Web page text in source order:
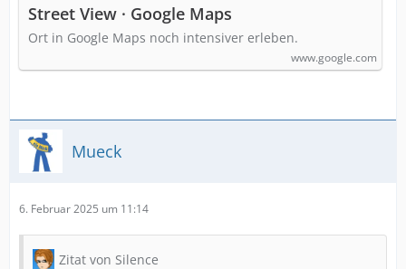
Street View · Google Maps
Ort in Google Maps noch intensiver erleben.
www.google.com
Mueck
6. Februar 2025 um 11:14
Zitat von Silence